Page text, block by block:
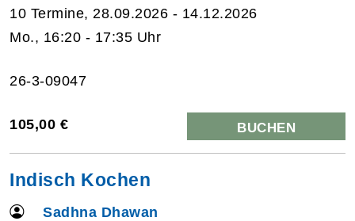
10 Termine, 28.09.2026 - 14.12.2026
Mo., 16:20 - 17:35 Uhr
26-3-09047
105,00 € BUCHEN
Indisch Kochen
Sadhna Dhawan